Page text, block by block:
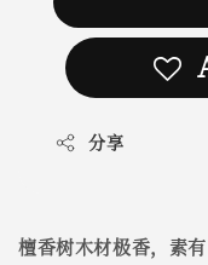
分享
檀香树木材极香，